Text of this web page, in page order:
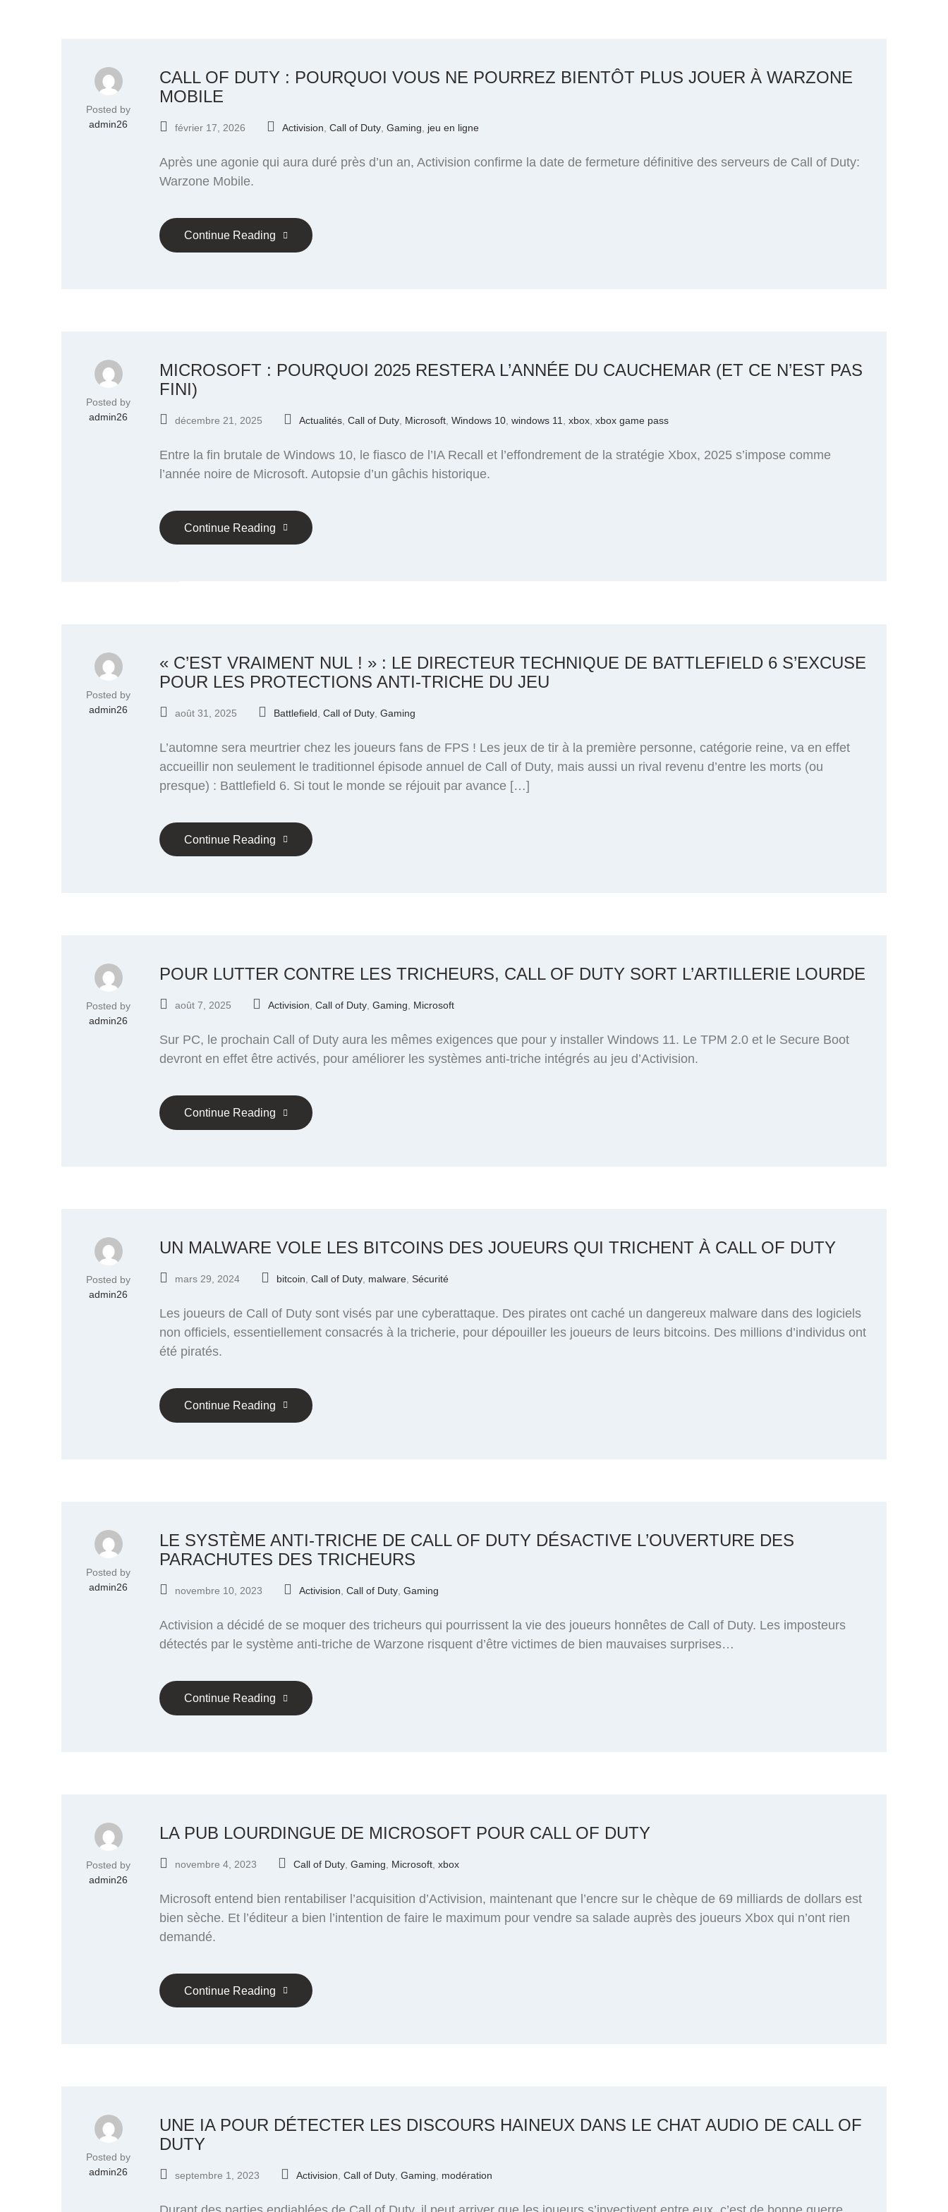
Posted by
admin26
CALL OF DUTY : POURQUOI VOUS NE POURREZ BIENTÔT PLUS JOUER À WARZONE
MOBILE
février 17, 2026 Activision Call of Duty Gaming jeu en ligne
Après une agonie qui aura duré près d’un an, Activision confirme la date de fermeture définitive des serveurs de Call of Duty:
Warzone Mobile.
Continue Reading
Posted by
admin26
MICROSOFT : POURQUOI 2025 RESTERA L’ANNÉE DU CAUCHEMAR (ET CE N’EST PAS
FINI)
décembre 21, 2025 Actualités Call of Duty Microsoft Windows 10 windows 11 xbox xbox game pass
Entre la fin brutale de Windows 10, le fiasco de l’IA Recall et l’effondrement de la stratégie Xbox, 2025 s’impose comme
l’année noire de Microsoft. Autopsie d’un gâchis historique.
Continue Reading
Posted by
admin26
« C’EST VRAIMENT NUL ! » : LE DIRECTEUR TECHNIQUE DE BATTLEFIELD 6 S’EXCUSE
POUR LES PROTECTIONS ANTI-TRICHE DU JEU
août 31, 2025 Battlefield Call of Duty Gaming
L’automne sera meurtrier chez les joueurs fans de FPS ! Les jeux de tir à la première personne, catégorie reine, va en effet
accueillir non seulement le traditionnel épisode annuel de Call of Duty, mais aussi un rival revenu d’entre les morts (ou
presque) : Battlefield 6. Si tout le monde se réjouit par avance […]
Continue Reading
Posted by
admin26
POUR LUTTER CONTRE LES TRICHEURS, CALL OF DUTY SORT L’ARTILLERIE LOURDE
août 7, 2025 Activision, Call of Duty, Gaming, Microsoft
Sur PC, le prochain Call of Duty aura les mêmes exigences que pour y installer Windows 11. Le TPM 2.0 et le Secure Boot
devront en effet être activés, pour améliorer les systèmes anti-triche intégrés au jeu d’Activision.
Continue Reading
Posted by
admin26
UN MALWARE VOLE LES BITCOINS DES JOUEURS QUI TRICHENT À CALL OF DUTY
mars 29, 2024 bitcoin Call of Duty malware Sécurité
Les joueurs de Call of Duty sont visés par une cyberattaque. Des pirates ont caché un dangereux malware dans des logiciels
non officiels, essentiellement consacrés à la tricherie, pour dépouiller les joueurs de leurs bitcoins. Des millions d’individus ont
été piratés.
Continue Reading
Posted by
admin26
LE SYSTÈME ANTI-TRICHE DE CALL OF DUTY DÉSACTIVE L’OUVERTURE DES
PARACHUTES DES TRICHEURS
novembre 10, 2023 Activision Call of Duty Gaming
Activision a décidé de se moquer des tricheurs qui pourrissent la vie des joueurs honnêtes de Call of Duty. Les imposteurs
détectés par le système anti-triche de Warzone risquent d’être victimes de bien mauvaises surprises…
Continue Reading
Posted by
admin26
LA PUB LOURDINGUE DE MICROSOFT POUR CALL OF DUTY
novembre 4, 2023 Call of Duty Gaming Microsoft xbox
Microsoft entend bien rentabiliser l’acquisition d’Activision, maintenant que l’encre sur le chèque de 69 milliards de dollars est
bien sèche. Et l’éditeur a bien l’intention de faire le maximum pour vendre sa salade auprès des joueurs Xbox qui n’ont rien
demandé.
Continue Reading
Posted by
admin26
UNE IA POUR DÉTECTER LES DISCOURS HAINEUX DANS LE CHAT AUDIO DE CALL OF
DUTY
septembre 1, 2023 Activision, Call of Duty, Gaming, modération